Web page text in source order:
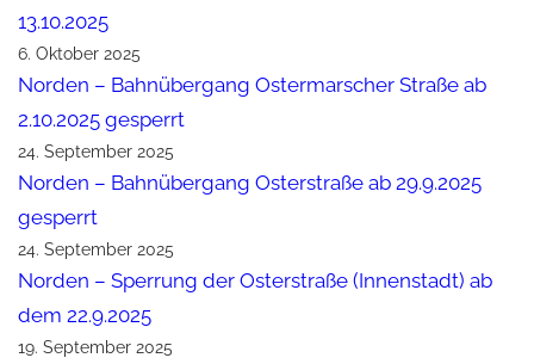
13.10.2025
6. Oktober 2025
Norden – Bahnübergang Ostermarscher Straße ab
2.10.2025 gesperrt
24. September 2025
Norden – Bahnübergang Osterstraße ab 29.9.2025
gesperrt
24. September 2025
Norden – Sperrung der Osterstraße (Innenstadt) ab
dem 22.9.2025
19. September 2025